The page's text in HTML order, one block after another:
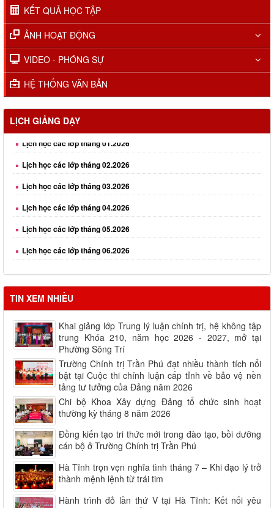
KẾT QUẢ HỌC TẬP
ẢNH HOẠT ĐỘNG
VIDEO - PHÓNG SỰ
HỆ THỐNG VĂN BẢN
LỊCH GIẢNG DẠY
Lịch học các lớp tháng 01.2026
Lịch học các lớp tháng 02.2026
Lịch học các lớp tháng 03.2026
Lịch học các lớp tháng 04.2026
Lịch học các lớp tháng 05.2026
Lịch học các lớp tháng 06.2026
Lịch học các lớp tháng 08.2026
TIN XEM NHIỀU
Khai giảng lớp Trung lý luận chính trị, hệ không tập
trung Khóa 210, năm học 2026 - 2027, mở tại
Phường Sông Trí
Trường Chính trị Trần Phú đạt nhiều thành tích nổi
bật tại Cuộc thi chính luận cấp tỉnh về bảo vệ nền
tảng tư tưởng của Đảng năm 2026
Chi bộ Khoa Xây dựng Đảng tổ chức sinh hoạt
thường kỳ tháng 8 năm 2026
Đồng kiến tạo tri thức mới trong đào tạo, bồi dưỡng
cán bộ ở Trường Chính trị Trần Phú
Hà Tĩnh trọn vẹn nghĩa tình tháng 7 – Khi đạo lý trở
thành mệnh lệnh từ trái tim
Hành trình đỏ lần thứ V tại Hà Tĩnh: Kết nối yêu